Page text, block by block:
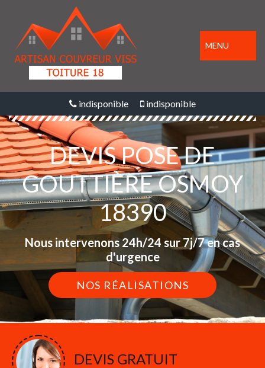
MENU
indisponible indisponible
DEVIS POSE DE
GOUTTIÈRE OSMOY
18390
Nous intervenons 24h/24 sur 7j/7 en cas
d'urgence
NOS RÉALISATIONS
DEVIS GRATUIT